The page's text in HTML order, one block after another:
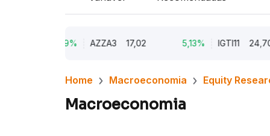
AZZA3 17,02 5,13% IGTI11 24,70
Home Macroeconomia Equity
Macroeconomia